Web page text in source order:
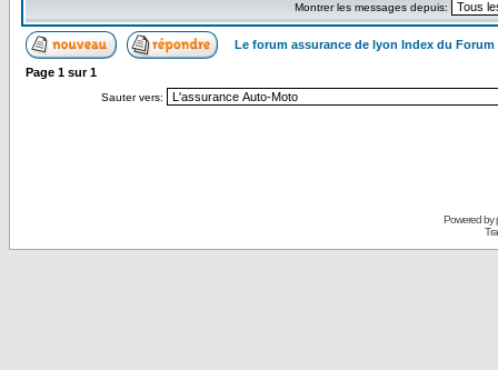
Montrer les messages depuis:
Le forum assurance de lyon Index du Forum
Page 1 sur1
Sauter vers:
Powered by